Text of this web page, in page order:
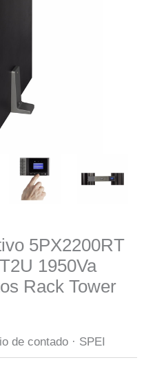
5PX2200RT
1950Va
Rack Tower
de contado · SPEI